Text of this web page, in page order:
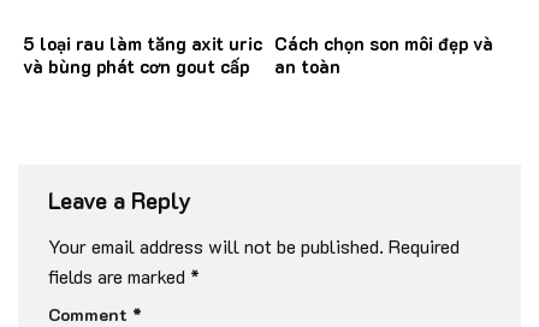
5 loại rau làm tăng axit uric
và bùng phát cơn gout cấp
Cách chọn son môi đẹp và
an toàn
Leave a Reply
Your email address will not be published. Required
fields are marked *
Comment *